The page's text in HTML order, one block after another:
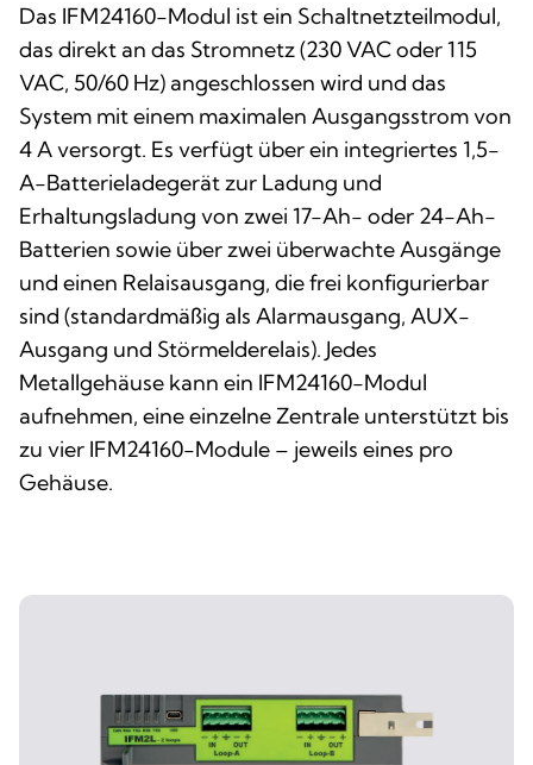
Das IFM24160-Modul ist ein Schaltnetzteilmodul,
das direkt an das Stromnetz (230 VAC oder 115
VAC, 50/60 Hz) angeschlossen wird und das
System mit einem maximalen Ausgangsstrom von
4 A versorgt. Es verfügt über ein integriertes 1,5-
A-Batterieladegerät zur Ladung und
Erhaltungsladung von zwei 17-Ah- oder 24-Ah-
Batterien sowie über zwei überwachte Ausgänge
und einen Relaisausgang, die frei konfigurierbar
sind (standardmäßig als Alarmausgang, AUX-
Ausgang und Störmelderelais). Jedes
Metallgehäuse kann ein IFM24160-Modul
aufnehmen, eine einzelne Zentrale unterstützt bis
zu vier IFM24160-Module – jeweils eines pro
Gehäuse.